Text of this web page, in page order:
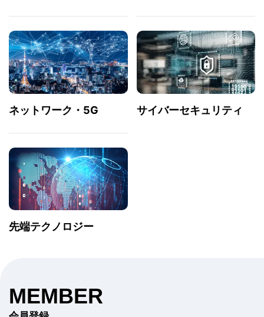
ネットワーク・5G サイバーセキュリティ
先端テクノロジー
MEMBER